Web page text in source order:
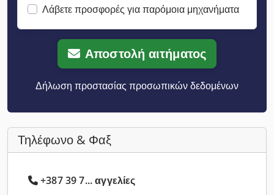
Λάβετε προσφορές για παρόμοια μηχανήματα
Αποστολή αιτήματος
Δήλωση προστασίας προσωπικών δεδομένων
Τηλέφωνο & Φαξ
+387 39 7... αγγελίες